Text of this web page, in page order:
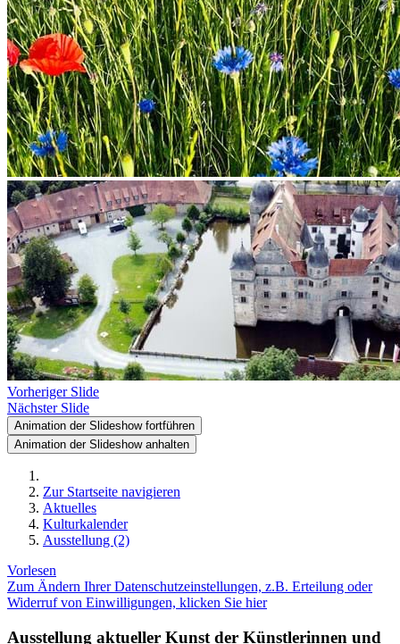
Vorheriger Slide
Nächster Slide
Animation der Slideshow fortführen
Animation der Slideshow anhalten
Zur Startseite navigieren
Aktuelles
Kulturkalender
Ausstellung (2)
Vorlesen
Zum Ändern Ihrer Datenschutzeinstellungen, z.B. Erteilung oder
Widerruf von Einwilligungen, klicken Sie hier
Ausstellung aktueller Kunst der Künstlerinnen und